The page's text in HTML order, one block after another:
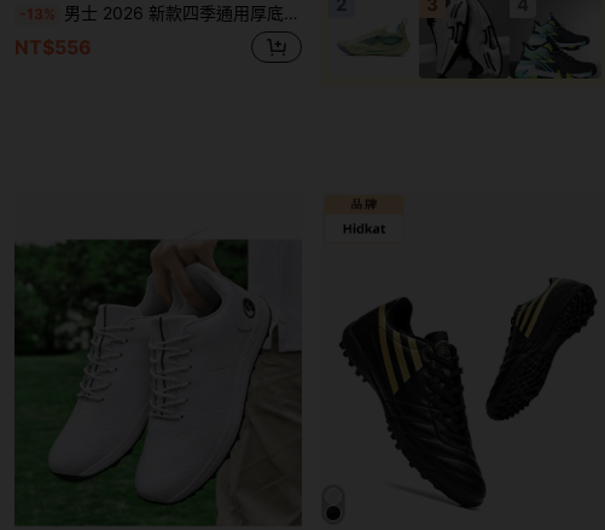
-13% 男士 2026 新款四季通用厚底低筒圓頭旋鈕式專業高爾夫鞋 戶外運動舒適訓練鞋 PU 皮革 大尺碼 46 號運動鞋
NT$556